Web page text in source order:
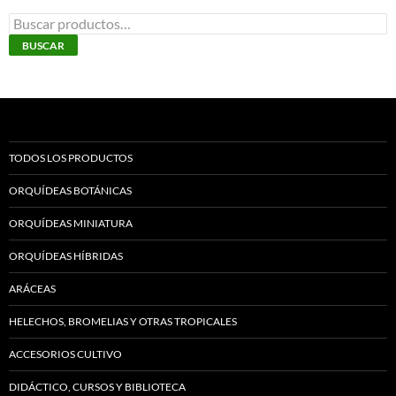
de
Buscar
por:
BUSCAR
TODOS LOS PRODUCTOS
ORQUÍDEAS BOTÁNICAS
ORQUÍDEAS MINIATURA
ORQUÍDEAS HÍBRIDAS
ARÁCEAS
HELECHOS, BROMELIAS Y OTRAS TROPICALES
ACCESORIOS CULTIVO
DIDÁCTICO, CURSOS Y BIBLIOTECA